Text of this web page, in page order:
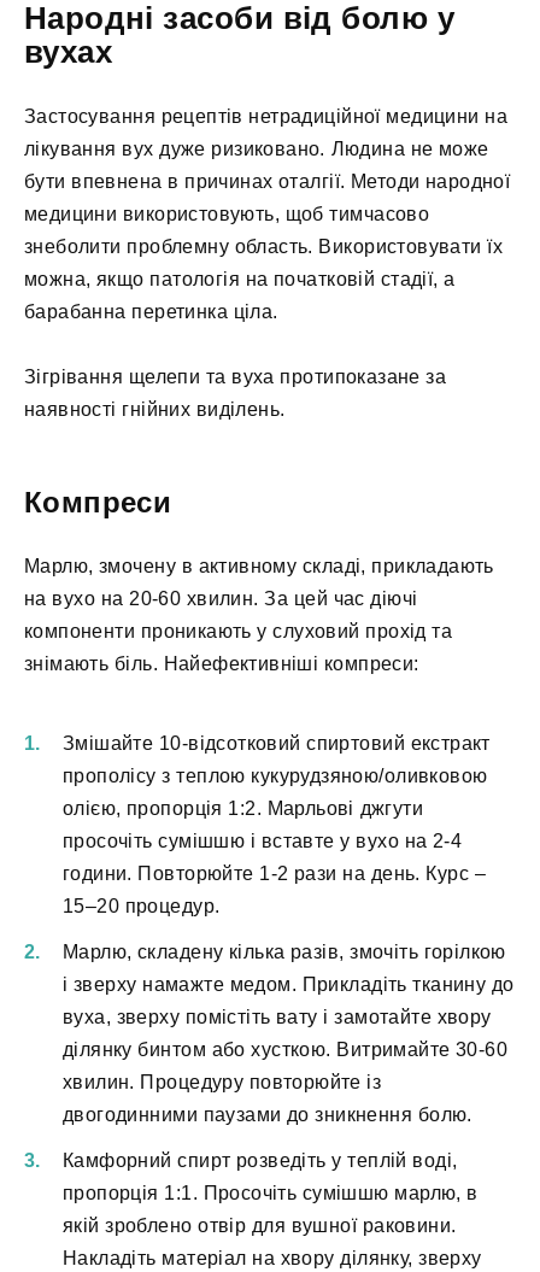
Народні засоби від болю у
вухах
Застосування рецептів нетрадиційної медицини на
лікування вух дуже ризиковано. Людина не може
бути впевнена в причинах оталгії. Методи народної
медицини використовують, щоб тимчасово
знеболити проблемну область. Використовувати їх
можна, якщо патологія на початковій стадії, а
барабанна перетинка ціла.
Зігрівання щелепи та вуха протипоказане за
наявності гнійних виділень.
Компреси
Марлю, змочену в активному складі, прикладають
на вухо на 20-60 хвилин. За цей час діючі
компоненти проникають у слуховий прохід та
знімають біль. Найефективніші компреси:
Змішайте 10-відсотковий спиртовий екстракт
прополісу з теплою кукурудзяною/оливковою
олією, пропорція 1:2. Марльові джгути
просочіть сумішшю і вставте у вухо на 2-4
години. Повторюйте 1-2 рази на день. Курс –
15–20 процедур.
Марлю, складену кілька разів, змочіть горілкою
і зверху намажте медом. Прикладіть тканину до
вуха, зверху помістіть вату і замотайте хвору
ділянку бинтом або хусткою. Витримайте 30-60
хвилин. Процедуру повторюйте із
двогодинними паузами до зникнення болю.
Камфорний спирт розведіть у теплій воді,
пропорція 1:1. Просочіть сумішшю марлю, в
якій зроблено отвір для вушної раковини.
Накладіть матеріал на хвору ділянку, зверху